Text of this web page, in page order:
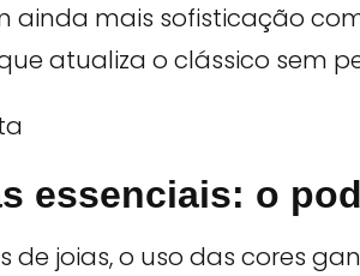
ainda mais sofisticação
atualiza o clássico sem
essenciais: o
de joias, o uso das cores